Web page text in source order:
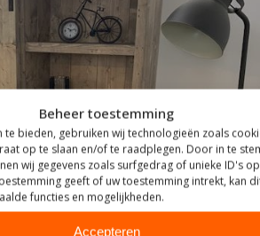
Beheer toestemming
te bieden, gebruiken wij technologieën zoals
op te slaan en/of te raadplegen. Door in te
wij gegevens zoals surfgedrag of unieke ID's
geeft of uw toestemming intrekt, kan
functies en mogelijkheden.
Accepteren
KASTEN